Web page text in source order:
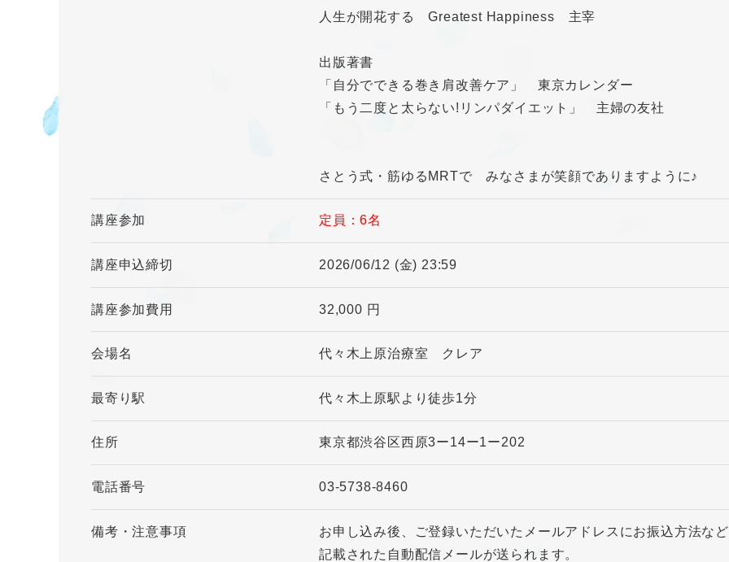
人生が開花する Greatest Happiness 主宰
出版著書
「自分でできる巻き肩改善ケア」 東京カレンダー
「もう二度と太らない!リンパダイエット」 主婦の友社
さとう式・筋ゆるMRTで みなさまが笑顔でありますように♪
講座参加 定員：6名
講座申込締切 2026/06/12 (金) 23:59
講座参加費用 32,000 円
会場名 代々木上原治療室 クレア
最寄り駅 代々木上原駅より徒歩1分
住所 東京都渋谷区西原3ー14ー1ー202
電話番号 03-5738-8460
備考・注意事項
お申し込み後、ご登録いただいたメールアドレスにお振込方法な
記載された自動配信メールが送られます。